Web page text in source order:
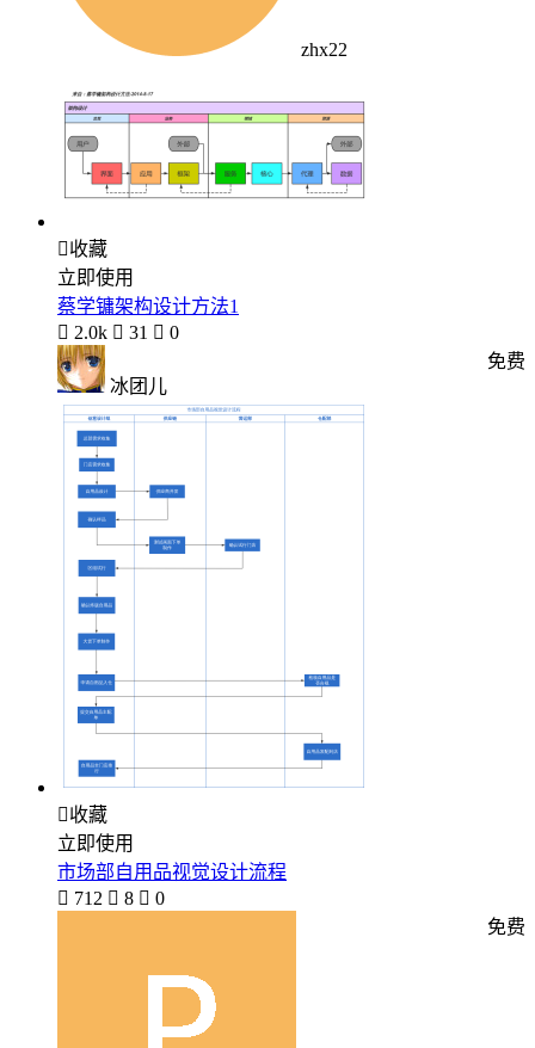
zhx22
收藏
立即使用
蔡学镛架构设计方法1
 2.0k  31  0
冰团儿
免费
收藏
立即使用
市场部自用品视觉设计流程
 712  8  0
免费